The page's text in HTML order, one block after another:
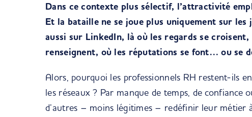
Dans ce contexte plus sélectif, l’attractivité
Et la bataille ne se joue plus uniquement sur les
aussi sur LinkedIn, là où les regards se croisent,
renseignent, où les réputations se font… ou se
Alors, pourquoi les professionnels RH restent-ils
les réseaux ? Par manque de temps, de confiance
d’autres – moins légitimes – redéfinir leur métier